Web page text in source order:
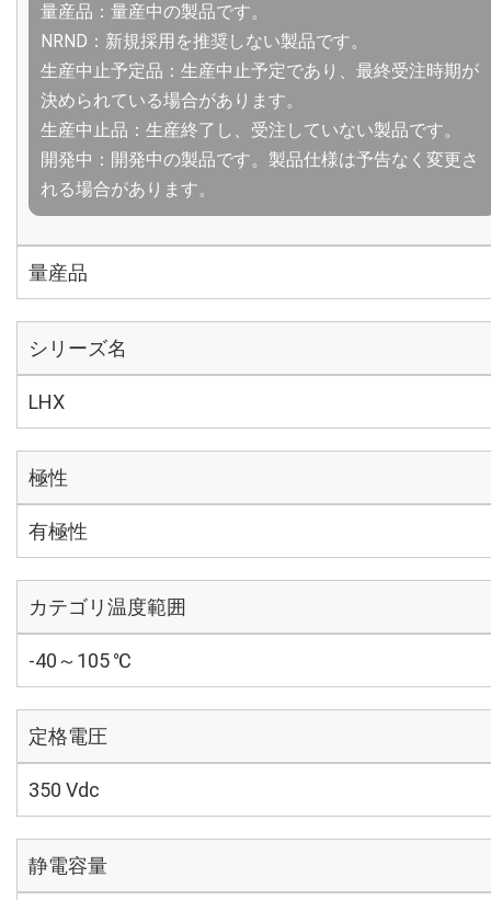
量産品：量産中の製品です。
NRND：新規採用を推奨しない製品です。
生産中止予定品：生産中止予定であり、最終受注時期が
決められている場合があります。
生産中止品：生産終了し、受注していない製品です。
開発中：開発中の製品です。製品仕様は予告なく変更さ
れる場合があります。
量産品
シリーズ名
LHX
極性
有極性
カテゴリ温度範囲
-40～105 ℃
定格電圧
350 Vdc
静電容量